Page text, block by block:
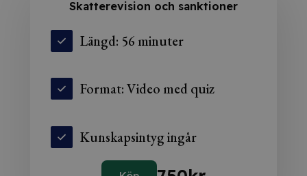
Skatterevision och sanktioner
Längd: 56 minuter
Format: Video med quiz
Kunskapsintyg ingår